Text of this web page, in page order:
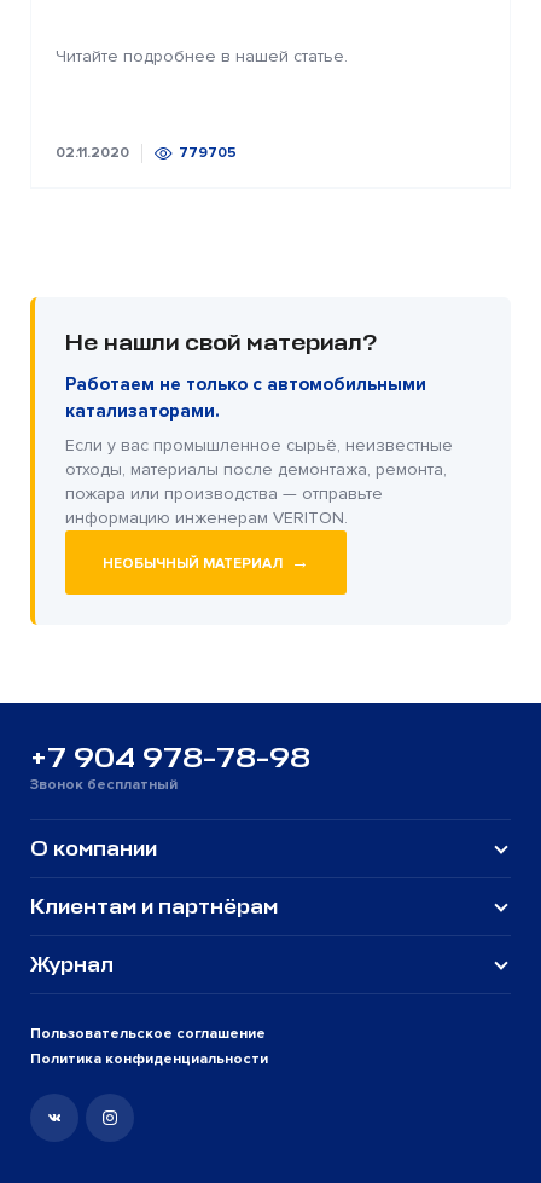
Читайте подробнее в нашей статье.
02.11.2020 779705
Не нашли свой материал?
Работаем не только с автомобильными
катализаторами.
Если у вас промышленное сырьё, неизвестные
отходы, материалы после демонтажа, ремонта,
пожара или производства — отправьте
информацию инженерам VERITON.
НЕОБЫЧНЫЙ МАТЕРИАЛ →
+7 904 978-78-98
Звонок бесплатный
Пользовательское соглашение
Политика конфиденциальности
О компании
Клиентам и партнёрам
Журнал